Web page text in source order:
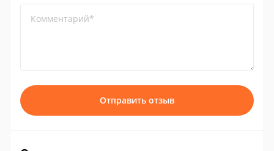
Комментарий*
Отправить отзыв